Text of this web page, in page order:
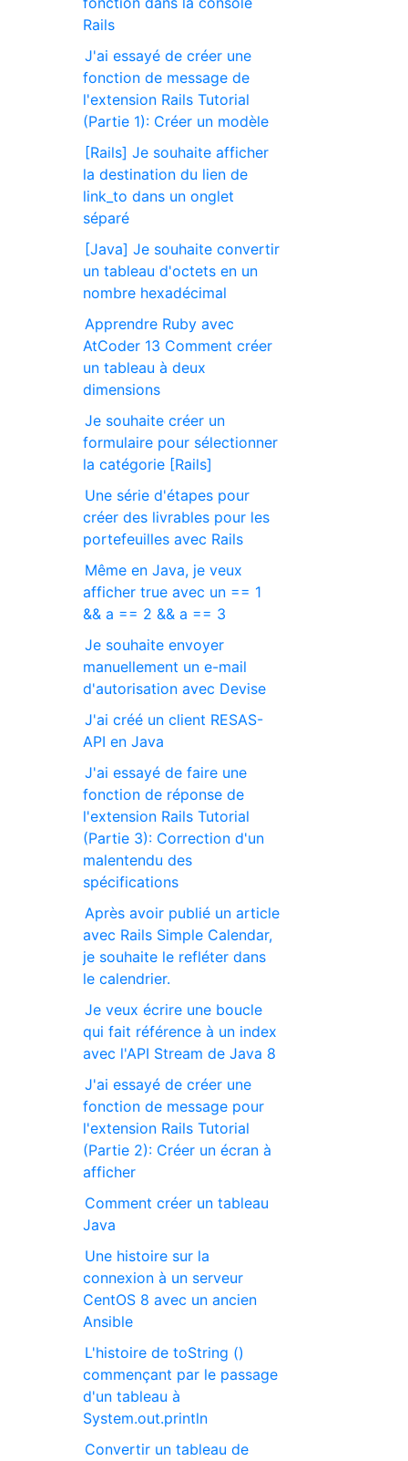
Rails
J'ai essayé de créer une
fonction de message de
l'extension Rails Tutorial
(Partie 1): Créer un modèle
[Rails] Je souhaite afficher
la destination du lien de
link_to dans un onglet
séparé
[Java] Je souhaite convertir
un tableau d'octets en un
nombre hexadécimal
Apprendre Ruby avec
AtCoder 13 Comment créer
un tableau à deux
dimensions
Je souhaite créer un
formulaire pour sélectionner
la catégorie [Rails]
Une série d'étapes pour
créer des livrables pour les
portefeuilles avec Rails
Même en Java, je veux
afficher true avec un == 1
&& a == 2 && a == 3
Je souhaite envoyer
manuellement un e-mail
d'autorisation avec Devise
J'ai créé un client RESAS-
API en Java
J'ai essayé de faire une
fonction de réponse de
l'extension Rails Tutorial
(Partie 3): Correction d'un
malentendu des
spécifications
Après avoir publié un article
avec Rails Simple Calendar,
je souhaite le refléter dans
le calendrier.
Je veux écrire une boucle
qui fait référence à un index
avec l'API Stream de Java 8
J'ai essayé de créer une
fonction de message pour
l'extension Rails Tutorial
(Partie 2): Créer un écran à
afficher
Comment créer un tableau
Java
Une histoire sur la
connexion à un serveur
CentOS 8 avec un ancien
Ansible
L'histoire de toString ()
commençant par le passage
d'un tableau à
System.out.println
Convertir un tableau de